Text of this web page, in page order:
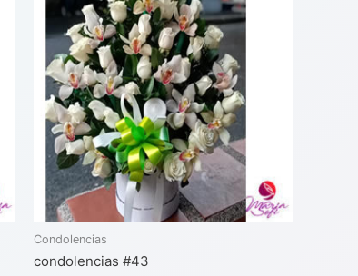
Condolencias
condolencias #43